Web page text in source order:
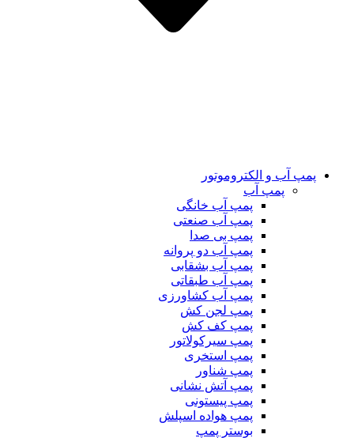
پمپ آب و الکتروموتور
پمپ آب
پمپ آب خانگی
پمپ آب صنعتی
پمپ بی صدا
پمپ آب دو پروانه
پمپ آب بشقابی
پمپ آب طبقاتی
پمپ آب کشاورزی
پمپ لجن کش
پمپ کف کش
پمپ سیرکولاتور
پمپ استخری
پمپ شناور
پمپ آتش نشانی
پمپ پیستونی
پمپ هواده اسپلش
بوستر پمپ